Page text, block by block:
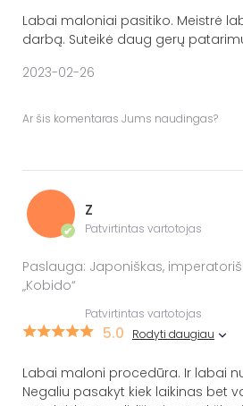
Labai maloniai pasitiko. Meistrė
darbą. Suteikė daug gerų
2023-02-26
Ar šis komentaras Jums naudingas?
✔
Z
Patvirtintas vartotojas
Paslauga: Japoniškas,
„Kobido“
Patvirtintas vartotojas
5.0 Rodyti daugiau
Labai maloni procedūra. Ir labai
Negaliu pasakyt kiek laikinas bet